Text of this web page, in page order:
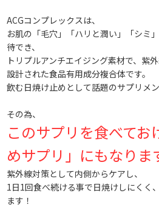
ACGコンプレックスは 、
お肌の「毛穴」「ハリと潤い」「シミ
待でき、
トリプルアンチエイジング素材で、 紫
設計された 食品有用成分複合体です。
飲む日焼け止めとして話題のサプリメン
その為、
このサプリを食べてお
めサプリ」にもなりま
紫外線対策として内側からケアし、
1日1回食べ続ける事で日焼けしにくく
ます！